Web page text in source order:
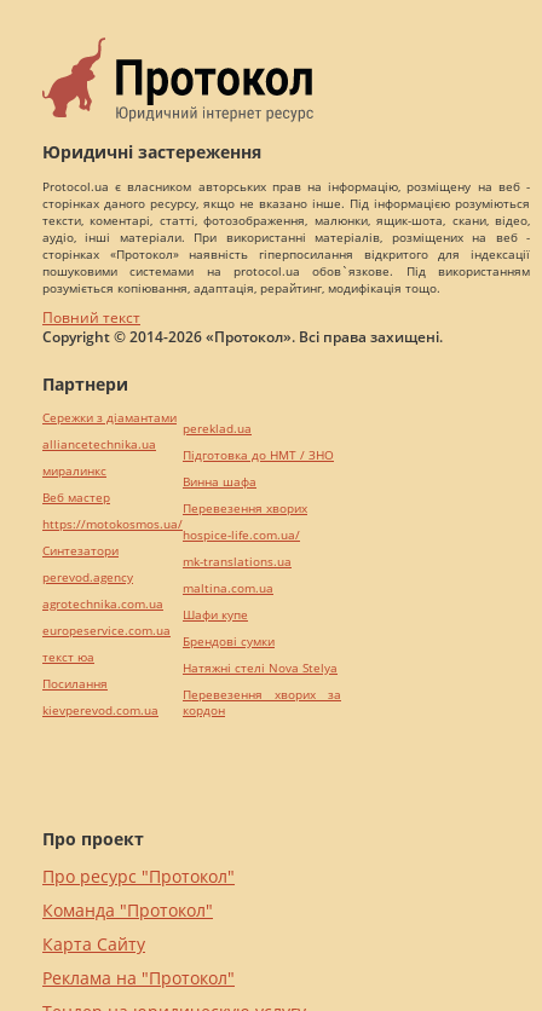
Юридичні застереження
Protocol.ua є власником авторських прав на інформацію, розміщену на веб -
сторінках даного ресурсу, якщо не вказано інше. Під інформацією розуміються
тексти, коментарі, статті, фотозображення, малюнки, ящик-шота, скани, відео,
аудіо, інші матеріали. При використанні матеріалів, розміщених на веб -
сторінках «Протокол» наявність гіперпосилання відкритого для індексації
пошуковими системами на protocol.ua обов`язкове. Під використанням
розуміється копіювання, адаптація, рерайтинг, модифікація тощо.
Повний текст
Copyright © 2014-2026 «Протокол». Всі права захищені.
Про проект
Про ресурс "Протокол"
Команда "Протокол"
Карта Сайту
Реклама на "Протокол"
Партнери
Сережки з діамантами
alliancetechnika.ua
миралинкс
Веб мастер
https://motokosmos.ua/
Синтезатори
perevod.agency
agrotechnika.com.ua
europeservice.com.ua
текст юа
Посилання
kievperevod.com.ua
pereklad.ua
Підготовка до НМТ / ЗНО
Винна шафа
Перевезення хворих
hospice-life.com.ua/
mk-translations.ua
maltina.com.ua
Шафи купе
Брендові сумки
Натяжні стелі Nova Stelya
Перевезення хворих за
кордон